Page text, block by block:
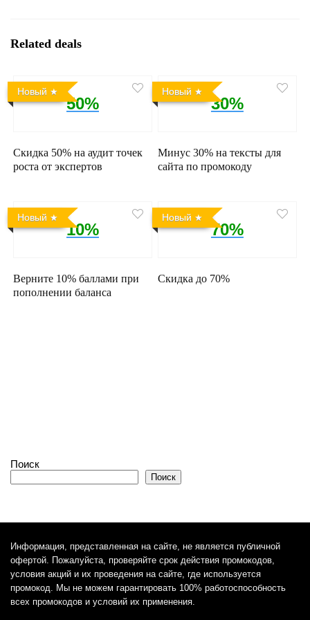
Related deals
Новый
50%
Скидка 50% на аудит точек
роста от экспертов
Новый
30%
Минус 30% на тексты для
сайта по промокоду
Новый
10%
Верните 10% баллами при
пополнении баланса
Новый
70%
Скидка до 70%
Поиск
Поиск
Информация, представленная на сайте, не является публичной
офертой. Пожалуйста, проверяйте срок действия промокодов,
условия акций и их проведения на сайте, где используется
промокод. Мы не можем гарантировать 100% работоспособность
всех промокодов и условий их применения.